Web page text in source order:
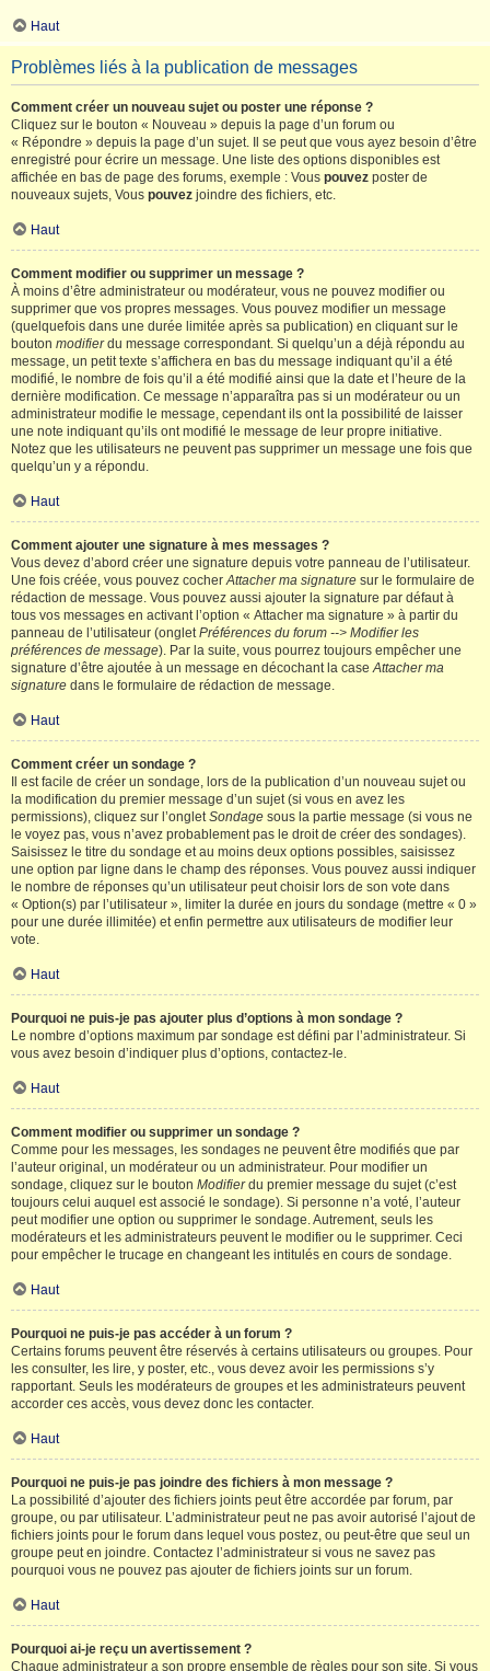
Haut
Problèmes liés à la publication de messages
Comment créer un nouveau sujet ou poster une réponse ?
Cliquez sur le bouton « Nouveau » depuis la page d’un forum ou
« Répondre » depuis la page d’un sujet. Il se peut que vous ayez besoin d’être
enregistré pour écrire un message. Une liste des options disponibles est
affichée en bas de page des forums, exemple : Vous pouvez poster de
nouveaux sujets, Vous pouvez joindre des fichiers, etc.
Haut
Comment modifier ou supprimer un message ?
À moins d’être administrateur ou modérateur, vous ne pouvez modifier ou
supprimer que vos propres messages. Vous pouvez modifier un message
(quelquefois dans une durée limitée après sa publication) en cliquant sur le
bouton modifierdu message correspondant. Si quelqu’un a déjà répondu au
message, un petit texte s’affichera en bas du message indiquant qu’il a été
modifié, le nombre de fois qu’il a été modifié ainsi que la date et l’heure de la
dernière modification. Ce message n’apparaîtra pas si un modérateur ou un
administrateur modifie le message, cependant ils ont la possibilité de laisser
une note indiquant qu’ils ont modifié le message de leur propre initiative.
Notez que les utilisateurs ne peuvent pas supprimer un message une fois que
quelqu’un y a répondu.
Haut
Comment ajouter une signature à mes messages ?
Vous devez d’abord créer une signature depuis votre panneau de l’utilisateur.
Une fois créée, vous pouvez cocherAttacher ma signature sur le formulaire de
rédaction de message. Vous pouvez aussi ajouter la signature par défaut à
tous vos messages en activant l’option « Attacher ma signature » à partir du
panneau de l’utilisateur (ongletPréférences du forum --> Modifier les
préférences de message). Par la suite, vous pourrez toujours empêcher une
signature d’être ajoutée à un message en décochant la caseAttacher ma
signature dans le formulaire de rédaction de message.
Haut
Comment créer un sondage ?
Il est facile de créer un sondage, lors de la publication d’un nouveau sujet ou
la modification du premier message d’un sujet (si vous en avez les
permissions), cliquez sur l’ongletSondage sous la partie message (si vous ne
le voyez pas, vous n’avez probablement pas le droit de créer des sondages).
Saisissez le titre du sondage et au moins deux options possibles, saisissez
une option par ligne dans le champ des réponses. Vous pouvez aussi indiquer
le nombre de réponses qu’un utilisateur peut choisir lors de son vote dans
« Option(s) par l’utilisateur », limiter la durée en jours du sondage (mettre « 0 »
pour une durée illimitée) et enfin permettre aux utilisateurs de modifier leur
vote.
Haut
Pourquoi ne puis-je pas ajouter plus d’options à mon sondage ?
Le nombre d’options maximum par sondage est défini par l’administrateur. Si
vous avez besoin d’indiquer plus d’options, contactez-le.
Haut
Comment modifier ou supprimer un sondage ?
Comme pour les messages, les sondages ne peuvent être modifiés que par
l’auteur original, un modérateur ou un administrateur. Pour modifier un
sondage, cliquez sur le bouton Modifierdu premier message du sujet (c’est
toujours celui auquel est associé le sondage). Si personne n’a voté, l’auteur
peut modifier une option ou supprimer le sondage. Autrement, seuls les
modérateurs et les administrateurs peuvent le modifier ou le supprimer. Ceci
pour empêcher le trucage en changeant les intitulés en cours de sondage.
Haut
Pourquoi ne puis-je pas accéder à un forum ?
Certains forums peuvent être réservés à certains utilisateurs ou groupes. Pour
les consulter, les lire, y poster, etc., vous devez avoir les permissions s’y
rapportant. Seuls les modérateurs de groupes et les administrateurs peuvent
accorder ces accès, vous devez donc les contacter.
Haut
Pourquoi ne puis-je pas joindre des fichiers à mon message ?
La possibilité d’ajouter des fichiers joints peut être accordée par forum, par
groupe, ou par utilisateur. L’administrateur peut ne pas avoir autorisé l’ajout de
fichiers joints pour le forum dans lequel vous postez, ou peut-être que seul un
groupe peut en joindre. Contactez l’administrateur si vous ne savez pas
pourquoi vous ne pouvez pas ajouter de fichiers joints sur un forum.
Haut
Pourquoi ai-je reçu un avertissement ?
Chaque administrateur a son propre ensemble de règles pour son site. Si vous